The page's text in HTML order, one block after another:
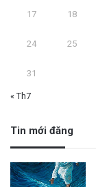
17 18
24 25
31
« Th7
Tin mới đăng